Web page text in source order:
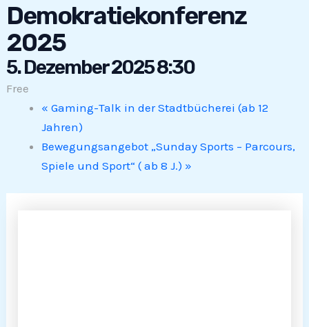
Demokratiekonferenz
2025
5. Dezember 2025 8:30
Free
« Gaming-Talk in der Stadtbücherei (ab 12
Jahren)
Bewegungsangebot „Sunday Sports – Parcours,
Spiele und Sport“ ( ab 8 J.) »